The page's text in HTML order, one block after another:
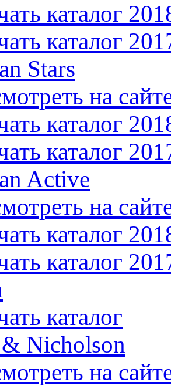
каталог
каталог
Stars
на
каталог
каталог
Active
на
каталог
каталог
каталог
& Nicholson
на